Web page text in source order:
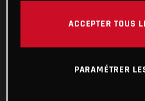
ACCEPTER TOUS
PARAMÉTRER